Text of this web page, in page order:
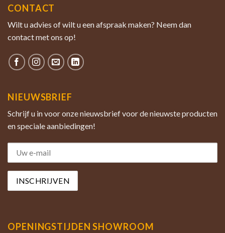
CONTACT
Wilt u advies of wilt u een afspraak maken? Neem dan
contact met ons op!
NIEUWSBRIEF
Schrijf u in voor onze nieuwsbrief voor de nieuwste producten
en speciale aanbiedingen!
OPENINGSTIJDEN SHOWROOM